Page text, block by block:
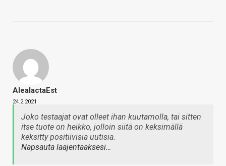
AleaIactaEst
24.2.2021
Joko testaajat ovat olleet ihan kuutamolla, tai sitten
itse tuote on heikko, jolloin siitä on keksimällä
keksitty positiivisia uutisia.
Napsauta laajentaaksesi…